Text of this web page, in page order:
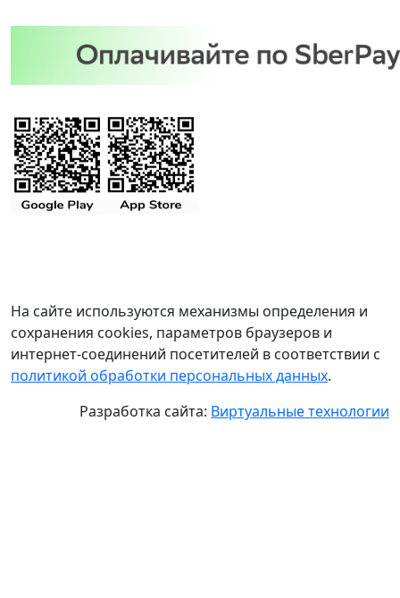
На сайте используются механизмы определения и
сохранения cookies, параметров браузеров и
интернет-соединений посетителей в соответствии с
политикой обработки персональных данных.
Разработка сайта: Виртуальные технологии